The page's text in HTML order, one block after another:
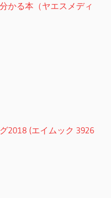
かる本（ヤエスメディ
2018 (エイムック 3926